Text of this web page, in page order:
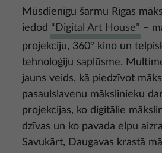
Mūsdienīgu šarmu Rīgas
iedod “Digital Art House” –
projekciju, 360° kino un
tehnoloģiju saplūsme.
jauns veids, kā piedzīvot
pasaulslavenu mākslinieku
projekcijas, ko digitālie
dzīvas un ko pavada elpu
Savukārt, Daugavas krastā